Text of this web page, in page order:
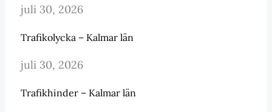
juli 30, 2026
Trafikolycka – Kalmar län
juli 30, 2026
Trafikhinder – Kalmar län